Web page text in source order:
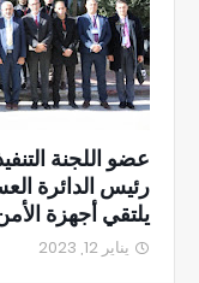
عضو اللجنة
رئيس الدائرة
يلتقي أجهزة
يناير 12, 2023